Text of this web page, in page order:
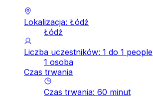
Lokalizacja: Łódź
Łódź
Liczba uczestników: 1 do 1 people
1 osoba
Czas trwania
Czas trwania: 60 minut